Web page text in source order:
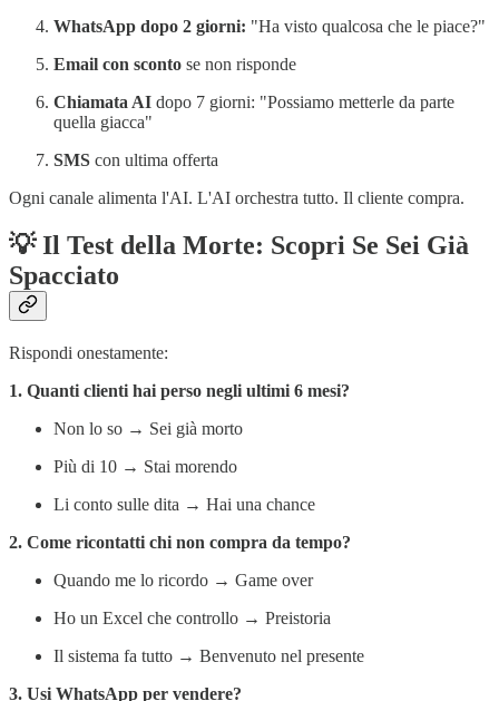
WhatsApp dopo 2 giorni: "Ha visto qualcosa che le piace?"
Email con sconto se non risponde
Chiamata AI dopo 7 giorni: "Possiamo metterle da parte
quella giacca"
SMS con ultima offerta
Ogni canale alimenta l'AI. L'AI orchestra tutto. Il cliente compra.
💡 Il Test della Morte: Scopri Se Sei Già
Spacciato
Rispondi onestamente:
1. Quanti clienti hai perso negli ultimi 6 mesi?
Non lo so → Sei già morto
Più di 10 → Stai morendo
Li conto sulle dita → Hai una chance
2. Come ricontatti chi non compra da tempo?
Quando me lo ricordo → Game over
Ho un Excel che controllo → Preistoria
Il sistema fa tutto → Benvenuto nel presente
3. Usi WhatsApp per vendere?